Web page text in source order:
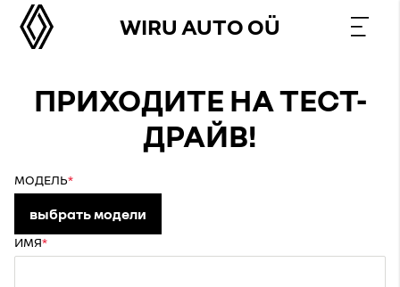
WIRU AUTO OÜ
ПРИХОДИТЕ НА ТЕСТ-
ДРАЙВ!
МОДЕЛЬ
выбрать модели
ИМЯ